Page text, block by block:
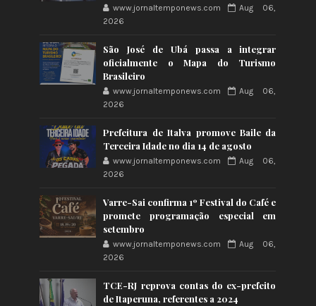
www.jornaltemponews.com
Aug 06,
2026
São José de Ubá passa a integrar
oficialmente o Mapa do Turismo
Brasileiro
www.jornaltemponews.com
Aug 06,
2026
Prefeitura de Italva promove Baile da
Terceira Idade no dia 14 de agosto
www.jornaltemponews.com
Aug 06,
2026
Varre-Sai confirma 1º Festival do Café e
promete programação especial em
setembro
www.jornaltemponews.com
Aug 06,
2026
TCE-RJ reprova contas do ex-prefeito
de Itaperuna, referentes a 2024